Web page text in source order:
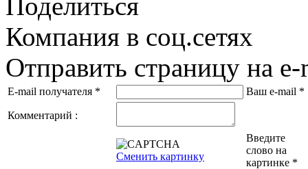
Компания в соц.сетях
Отправить страницу на
E-mail получателя * Ваш e-mail *
Комментарий :
Сменить картинку
Введите
слово на
картинке *